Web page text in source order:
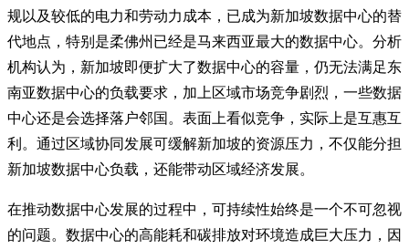
规以及较低的电力和劳动力成本，已成为新加坡数据中心的替
代地点，特别是柔佛州已经是马来西亚最大的数据中心。分析
机构认为，新加坡即便扩大了数据中心的容量，仍无法满足东
南亚数据中心的负载要求，加上区域市场竞争剧烈，一些数据
中心还是会选择落户邻国。表面上看似竞争，实际上是互惠互
利。通过区域协同发展可缓解新加坡的资源压力，不仅能分担
新加坡数据中心负载，还能带动区域经济发展。
在推动数据中心发展的过程中，可持续性始终是一个不可忽视
的问题。数据中心的高能耗和碳排放对环境造成巨大压力，因